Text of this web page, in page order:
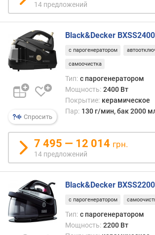
х
д
е
ш
е
в
ы
п
о
о
т
з
ы
в
а
м
14 предложений
Спросить
Black&Decker
с парогенератором
самоочистка
Тип: с парогенератором
Мощность: 2400 Вт
Покрытие: керамическое
Пар: 130 г/мин, бак 2000
7 495 — 12 014 грн.
14 предложений
Black&Decker
с парогенератором
Тип: с парогенератором
Мощность: 2200 Вт